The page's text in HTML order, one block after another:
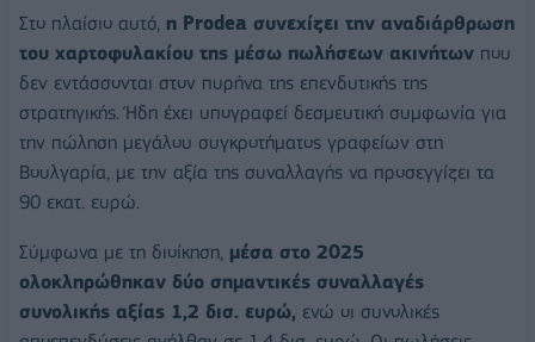
Στο πλαίσιο αυτό, η Prodea συνεχίζει την αναδιάρθρωση
του χαρτοφυλακίου της μέσω πωλήσεων ακινήτων που
δεν εντάσσονται στον πυρήνα της επενδυτικής της
στρατηγικής. Ήδη έχει υπογραφεί δεσμευτική συμφωνία για
την πώληση μεγάλου συγκροτήματος γραφείων στη
Βουλγαρία, με την αξία της συναλλαγής να προσεγγίζει τα
90 εκατ. ευρώ.
Σύμφωνα με τη διοίκηση, μέσα στο 2025
ολοκληρώθηκαν δύο σημαντικές συναλλαγές
συνολικής αξίας 1,2 δισ. ευρώ, ενώ οι συνολικές